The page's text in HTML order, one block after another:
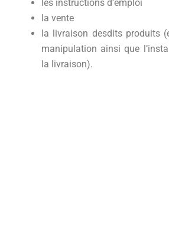
les instructions d’emploi
la vente
la livraison desdits produits
manipulation ainsi que
la livraison).